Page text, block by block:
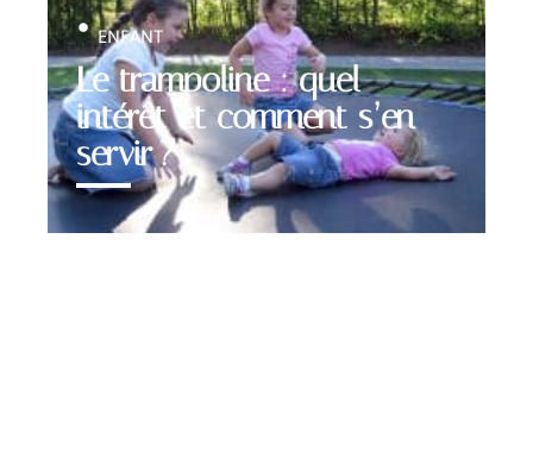
Le trampoline : quel
intérêt et comment s’en
servir ?
ENFANT